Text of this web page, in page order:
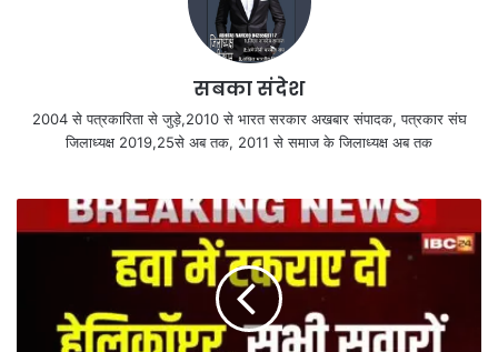
सबका संदेश
2004 से पत्रकारिता से जुड़े,2010 से भारत सरकार अखबार संपादक, पत्रकार संघ
जिलाध्यक्ष 2019,25से अब तक, 2011 से समाज के जिलाध्यक्ष अब तक